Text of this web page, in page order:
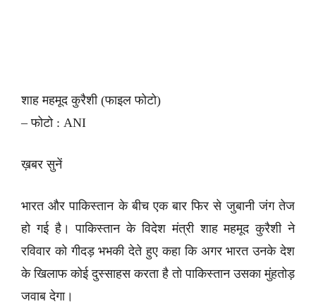
शाह महमूद कुरैशी (फाइल फोटो)
– फोटो : ANI
ख़बर सुनें
भारत और पाकिस्तान के बीच एक बार फिर से जुबानी जंग तेज
हो गई है। पाकिस्तान के विदेश मंत्री शाह महमूद कुरैशी ने
रविवार को गीदड़ भभकी देते हुए कहा कि अगर भारत उनके देश
के खिलाफ कोई दुस्साहस करता है तो पाकिस्तान उसका मुंहतोड़
जवाब देगा।